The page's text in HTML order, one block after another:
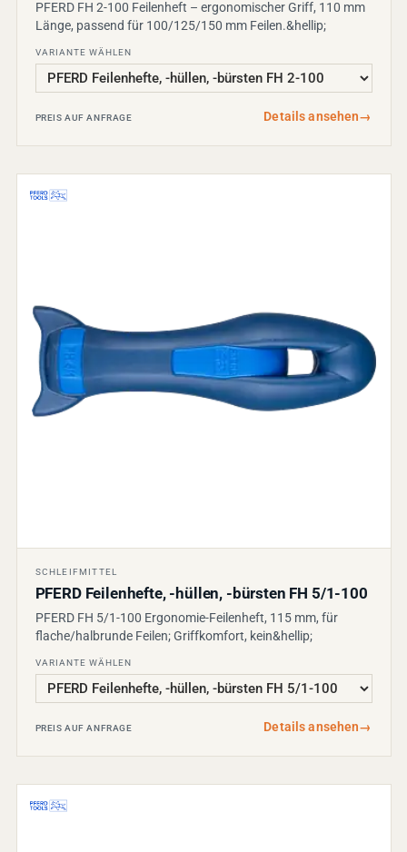
PFERD FH 2-100 Feilenheft – ergonomischer Griff, 110 mm
Länge, passend für 100/125/150 mm Feilen.&hellip;
VARIANTE WÄHLEN
PREIS AUF ANFRAGE Details ansehen→
SCHLEIFMITTEL
PFERD Feilenhefte, -hüllen, -bürsten FH 5/1-100
PFERD FH 5/1-100 Ergonomie-Feilenheft, 115 mm, für
flache/halbrunde Feilen; Griffkomfort, kein&hellip;
VARIANTE WÄHLEN
PREIS AUF ANFRAGE Details ansehen→